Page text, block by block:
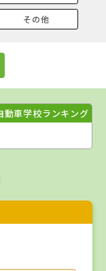
その他
動車学校ランキング